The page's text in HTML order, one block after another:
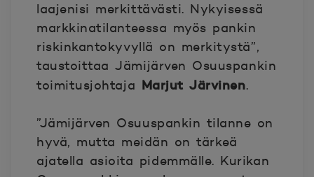
laajenisi merkittävästi. Nykyisessä
markkinatilanteessa myös pankin
riskinkantokyvyllä on merkitystä”,
taustoittaa Jämijärven Osuuspankin
toimitusjohtaja Marjut Järvinen.
”Jämijärven Osuuspankin tilanne on
hyvä, mutta meidän on tärkeä
ajatella asioita pidemmälle. Kurikan